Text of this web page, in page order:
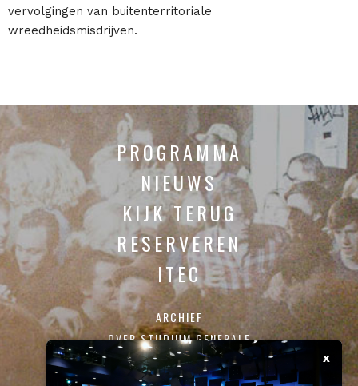
vervolgingen van buitenterritoriale
wreedheidsmisdrijven.
PROGRAMMA
NIEUWS
KIJK TERUG
RESERVEREN
ITEC
ARCHIEF
OVER STUDIUM GENERALE
CONTACT
x